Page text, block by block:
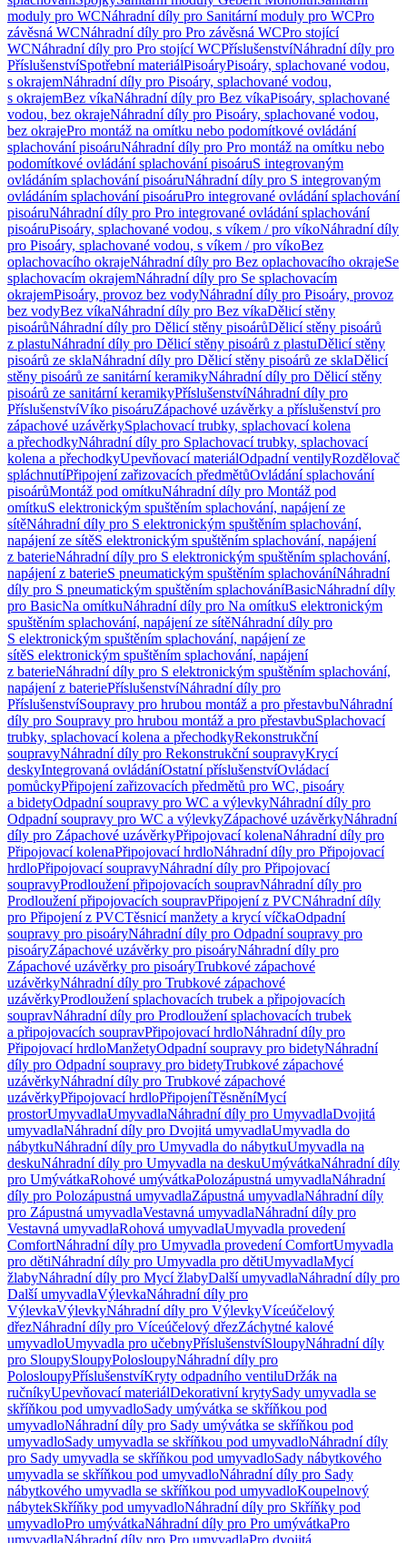
moduly pro WCNáhradní díly pro Sanitární moduly pro WCPro
závěsná WCNáhradní díly pro Pro závěsná WCPro stojící
WCNáhradní díly pro Pro stojící WCPříslušenstvíNáhradní díly pro
PříslušenstvíSpotřební materiálPisoáryPisoáry, splachované vodou,
s okrajemNáhradní díly pro Pisoáry, splachované vodou,
s okrajemBez víkaNáhradní díly pro Bez víkaPisoáry, splachované
vodou, bez okrajeNáhradní díly pro Pisoáry, splachované vodou,
bez okrajePro montáž na omítku nebo podomítkové ovládání
splachování pisoáruNáhradní díly pro Pro montáž na omítku nebo
podomítkové ovládání splachování pisoáruS integrovaným
ovládáním splachování pisoáruNáhradní díly pro S integrovaným
ovládáním splachování pisoáruPro integrované ovládání splachování
pisoáruNáhradní díly pro Pro integrované ovládání splachování
pisoáruPisoáry, splachované vodou, s víkem / pro víkoNáhradní díly
pro Pisoáry, splachované vodou, s víkem / pro víkoBez
oplachovacího okrajeNáhradní díly pro Bez oplachovacího okrajeSe
splachovacím okrajemNáhradní díly pro Se splachovacím
okrajemPisoáry, provoz bez vodyNáhradní díly pro Pisoáry, provoz
bez vodyBez víkaNáhradní díly pro Bez víkaDělicí stěny
pisoárůNáhradní díly pro Dělicí stěny pisoárůDělicí stěny pisoárů
z plastuNáhradní díly pro Dělicí stěny pisoárů z plastuDělicí stěny
pisoárů ze sklaNáhradní díly pro Dělicí stěny pisoárů ze sklaDělicí
stěny pisoárů ze sanitární keramikyNáhradní díly pro Dělicí stěny
pisoárů ze sanitární keramikyPříslušenstvíNáhradní díly pro
PříslušenstvíVíko pisoáruZápachové uzávěrky a příslušenství pro
zápachové uzávěrkySplachovací trubky, splachovací kolena
a přechodkyNáhradní díly pro Splachovací trubky, splachovací
kolena a přechodkyUpevňovací materiálOdpadní ventilyRozdělovač
spláchnutíPřipojení zařizovacích předmětůOvládání splachování
pisoárůMontáž pod omítkuNáhradní díly pro Montáž pod
omítkuS elektronickým spuštěním splachování, napájení ze
sítěNáhradní díly pro S elektronickým spuštěním splachování,
napájení ze sítěS elektronickým spuštěním splachování, napájení
z baterieNáhradní díly pro S elektronickým spuštěním splachování,
napájení z baterieS pneumatickým spuštěním splachováníNáhradní
díly pro S pneumatickým spuštěním splachováníBasicNáhradní díly
pro BasicNa omítkuNáhradní díly pro Na omítkuS elektronickým
spuštěním splachování, napájení ze sítěNáhradní díly pro
S elektronickým spuštěním splachování, napájení ze
sítěS elektronickým spuštěním splachování, napájení
z baterieNáhradní díly pro S elektronickým spuštěním splachování,
napájení z bateriePříslušenstvíNáhradní díly pro
PříslušenstvíSoupravy pro hrubou montáž a pro přestavbuNáhradní
díly pro Soupravy pro hrubou montáž a pro přestavbuSplachovací
trubky, splachovací kolena a přechodkyRekonstrukční
soupravyNáhradní díly pro Rekonstrukční soupravyKrycí
deskyIntegrovaná ovládáníOstatní příslušenstvíOvládací
pomůckyPřipojení zařizovacích předmětů pro WC, pisoáry
a bidetyOdpadní soupravy pro WC a výlevkyNáhradní díly pro
Odpadní soupravy pro WC a výlevkyZápachové uzávěrkyNáhradní
díly pro Zápachové uzávěrkyPřipojovací kolenaNáhradní díly pro
Připojovací kolenaPřipojovací hrdloNáhradní díly pro Připojovací
hrdloPřipojovací soupravyNáhradní díly pro Připojovací
soupravyProdloužení připojovacích soupravNáhradní díly pro
Prodloužení připojovacích soupravPřipojení z PVCNáhradní díly
pro Připojení z PVCTěsnicí manžety a krycí víčkaOdpadní
soupravy pro pisoáryNáhradní díly pro Odpadní soupravy pro
pisoáryZápachové uzávěrky pro pisoáryNáhradní díly pro
Zápachové uzávěrky pro pisoáryTrubkové zápachové
uzávěrkyNáhradní díly pro Trubkové zápachové
uzávěrkyProdloužení splachovacích trubek a připojovacích
soupravNáhradní díly pro Prodloužení splachovacích trubek
a připojovacích soupravPřipojovací hrdloNáhradní díly pro
Připojovací hrdloManžetyOdpadní soupravy pro bidetyNáhradní
díly pro Odpadní soupravy pro bidetyTrubkové zápachové
uzávěrkyNáhradní díly pro Trubkové zápachové
uzávěrkyPřipojovací hrdloPřipojeníTěsněníMycí
prostorUmyvadlaUmyvadlaNáhradní díly pro UmyvadlaDvojitá
umyvadlaNáhradní díly pro Dvojitá umyvadlaUmyvadla do
nábytkuNáhradní díly pro Umyvadla do nábytkuUmyvadla na
deskuNáhradní díly pro Umyvadla na deskuUmývátkaNáhradní díly
pro UmývátkaRohové umývátkaPolozápustná umyvadlaNáhradní
díly pro Polozápustná umyvadlaZápustná umyvadlaNáhradní díly
pro Zápustná umyvadlaVestavná umyvadlaNáhradní díly pro
Vestavná umyvadlaRohová umyvadlaUmyvadla provedení
ComfortNáhradní díly pro Umyvadla provedení ComfortUmyvadla
pro dětiNáhradní díly pro Umyvadla pro dětiUmyvadlaMycí
žlabyNáhradní díly pro Mycí žlabyDalší umyvadlaNáhradní díly pro
Další umyvadlaVýlevkaNáhradní díly pro
VýlevkaVýlevkyNáhradní díly pro VýlevkyVíceúčelový
dřezNáhradní díly pro Víceúčelový dřezZáchytné kalové
umyvadloUmyvadla pro učebnyPříslušenstvíSloupyNáhradní díly
pro SloupySloupyPolosloupyNáhradní díly pro
PolosloupyPříslušenstvíKryty odpadního ventiluDržák na
ručníkyUpevňovací materiálDekorativní krytySady umyvadla se
skříňkou pod umyvadloSady umývátka se skříňkou pod
umyvadloNáhradní díly pro Sady umývátka se skříňkou pod
umyvadloSady umyvadla se skříňkou pod umyvadloNáhradní díly
pro Sady umyvadla se skříňkou pod umyvadloSady nábytkového
umyvadla se skříňkou pod umyvadloNáhradní díly pro Sady
nábytkového umyvadla se skříňkou pod umyvadloKoupelnový
nábytekSkříňky pod umyvadloNáhradní díly pro Skříňky pod
umyvadloPro umývátkaNáhradní díly pro Pro umývátkaPro
umyvadlaNáhradní díly pro Pro umyvadlaPro dvojitá